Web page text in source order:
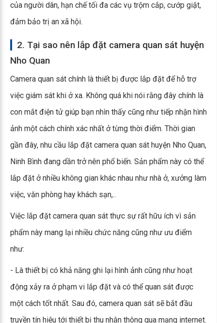
của người dân, hạn chế tối đa các vụ trộm cắp, cướp giật,
đảm bảo trị an xã hội.
2. Tại sao nên lắp đặt camera quan sát huyện
Nho Quan
Camera quan sát chính là thiết bị được lắp đặt để hỗ trợ
việc giám sát khi ở xa. Không quá khi nói rằng đây chính là
con mắt điện tử giúp bạn nhìn thấy cũng như tiếp nhận hình
ảnh một cách chính xác nhất ở từng thời điểm. Thời gian
gần đây, nhu cầu lắp đặt camera quan sát huyện Nho Quan,
Ninh Bình đang dần trở nên phổ biến. Sản phẩm này có thể
lắp đặt ở nhiều không gian khác nhau như nhà ở, xưởng làm
việc, văn phòng hay khách sạn,..
Việc lắp đặt camera quan sát thực sự rất hữu ích vì sản
phẩm này mang lại nhiều chức năng cũng như ưu điểm
như:
- Là thiết bị có khả năng ghi lại hình ảnh cũng như hoạt
động xảy ra ở phạm vi lắp đặt và có thể quan sát được
một cách tốt nhất. Sau đó, camera quan sát sẽ bắt đầu
truyền tín hiệu tới thiết bị thu nhận thông qua mạng internet.